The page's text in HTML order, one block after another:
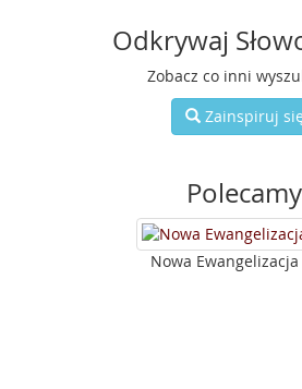
Odkrywaj
Zobacz co inni
Zainspiruj się
Polecamy
Nowa Ewangelizacja